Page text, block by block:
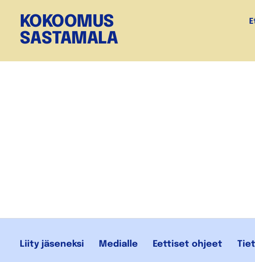
KOKOOMUS
SASTAMALA
Liity jäseneksi Medialle Eettiset ohjeet